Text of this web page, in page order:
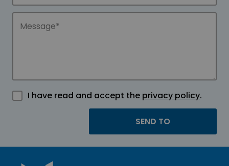
I have read and accept the privacy policy.